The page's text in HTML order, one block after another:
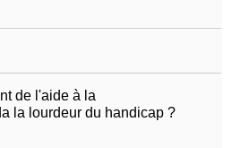
de l'aide à la
la lourdeur du handicap ?